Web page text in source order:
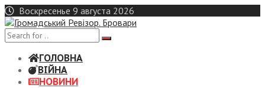
Skip
to
content
Воскресенье 9 августа 2026
ГОЛОВНА
ВІЙНА
НОВИНИ